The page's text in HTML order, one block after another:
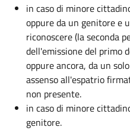
in caso di minore
oppure da un genitore e
riconoscere (la seconda
dell'emissione del primo
oppure ancora, da un
assenso all'espatrio
non presente.
in caso di minore
genitore.